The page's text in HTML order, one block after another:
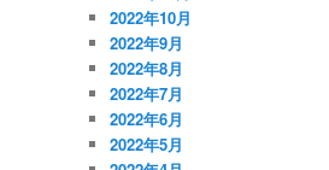
2022年10月
2022年9月
2022年8月
2022年7月
2022年6月
2022年5月